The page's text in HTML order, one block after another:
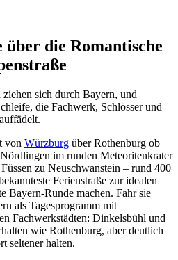
die Romantische
sich durch Bayern, und
die Fachwerk, Schlösser und
von Würzburg über Rothenburg ob
im runden Meteoritenkrater
zu Neuschwanstein – rund 400
Ferienstraße zur idealen
Bayern-Runde machen. Fahr sie
als Tagesprogramm mit
Fachwerkstädten: Dinkelsbühl und
wie Rothenburg, aber deutlich
seltener halten.